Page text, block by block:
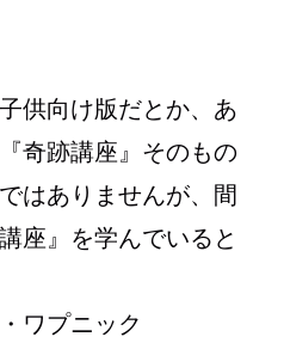
供向け版だとか、あ
奇跡講座』そのもの
はありませんが、間
座』を学んでいると
ク